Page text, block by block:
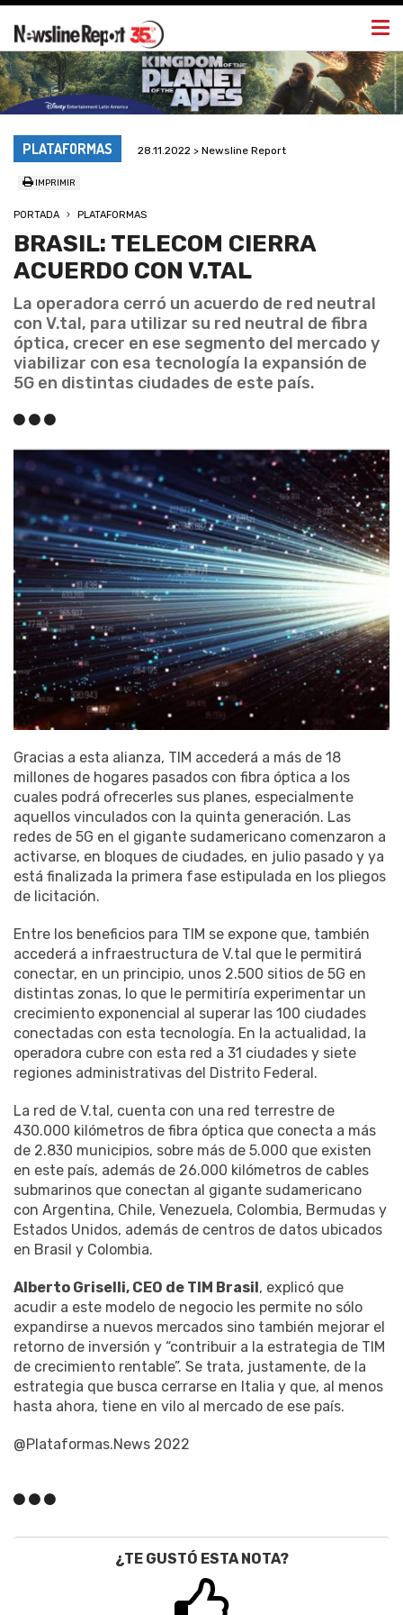
PLATAFORMAS 28.11.2022 > Newsline Report
IMPRIMIR
PORTADA PLATAFORMAS
BRASIL: TELECOM CIERRA
ACUERDO CON V.TAL
La operadora cerró un acuerdo de red neutral
con V.tal, para utilizar su red neutral de fibra
óptica, crecer en ese segmento del mercado y
viabilizar con esa tecnología la expansión de
5G en distintas ciudades de este país.
Gracias a esta alianza, TIM accederá a más de 18
millones de hogares pasados con fibra óptica a los
cuales podrá ofrecerles sus planes, especialmente
aquellos vinculados con la quinta generación. Las
redes de 5G en el gigante sudamericano comenzaron a
activarse, en bloques de ciudades, en julio pasado y ya
está finalizada la primera fase estipulada en los pliegos
de licitación.
Entre los beneficios para TIM se expone que, también
accederá a infraestructura de V.tal que le permitirá
conectar, en un principio, unos 2.500 sitios de 5G en
distintas zonas, lo que le permitiría experimentar un
crecimiento exponencial al superar las 100 ciudades
conectadas con esta tecnología. En la actualidad, la
operadora cubre con esta red a 31 ciudades y siete
regiones administrativas del Distrito Federal.
La red de V.tal, cuenta con una red terrestre de
430.000 kilómetros de fibra óptica que conecta a más
de 2.830 municipios, sobre más de 5.000 que existen
en este país, además de 26.000 kilómetros de cables
submarinos que conectan al gigante sudamericano
con Argentina, Chile, Venezuela, Colombia, Bermudas y
Estados Unidos, además de centros de datos ubicados
en Brasil y Colombia.
Alberto Griselli, CEO de TIM Brasil, explicó que
acudir a este modelo de negocio les permite no sólo
expandirse a nuevos mercados sino también mejorar el
retorno de inversión y “contribuir a la estrategia de TIM
de crecimiento rentable”. Se trata, justamente, de la
estrategia que busca cerrarse en Italia y que, al menos
hasta ahora, tiene en vilo al mercado de ese país.
@Plataformas.News 2022
¿TE GUSTÓ ESTA NOTA?